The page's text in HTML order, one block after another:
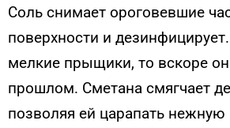
Соль снимает ороговевшие
поверхности и
мелкие прыщики, то вскоре
прошлом. Сметана смягчает
позволяя ей царапать